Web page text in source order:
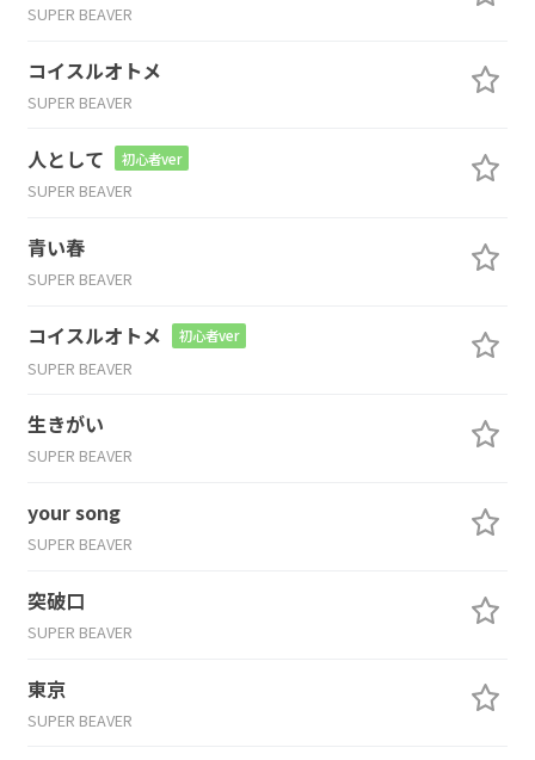
SUPER BEAVER
コイスルオトメ
SUPER BEAVER
人として 初心者ver
SUPER BEAVER
青い春
SUPER BEAVER
コイスルオトメ 初心者ver
SUPER BEAVER
生きがい
SUPER BEAVER
your song
SUPER BEAVER
突破口
SUPER BEAVER
東京
SUPER BEAVER